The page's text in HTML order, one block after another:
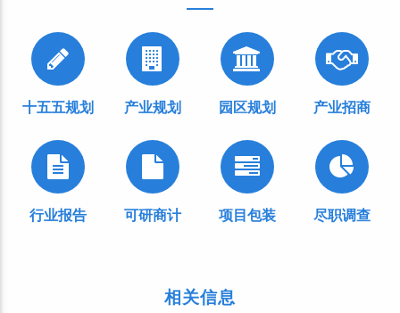
十五五规划 产业规划 园区规划 产业招商
行业报告 可研商计 项目包装 尽职调查
相关信息